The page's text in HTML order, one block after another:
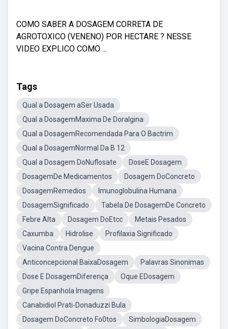
COMO SABER A DOSAGEM CORRETA DE
AGROTOXICO (VENENO) POR HECTARE ? NESSE
VIDEO EXPLICO COMO ...
Tags
Qual a Dosagem aSer Usada
Qual a DosagemMaxima De Doralgina
Qual a DosagemRecomendada Para O Bactrim
Qual a DosagemNormal Da B 12
Qual a Dosagem DoNuflosate
DoseE Dosagem
DosagemDe Medicamentos
Dosagem DoConcreto
DosagemRemedios
Imunoglobulina Humana
DosagemSignificado
Tabela De DosagemDe Concreto
Febre Alta
Dosagem DoEtcc
Metais Pesados
Caxumba
Hidrolise
Profilaxia Significado
Vacina Contra Dengue
Anticoncepcional BaixaDosagem
Palavras Sinonimas
Dose E DosagemDiferença
Oque EDosagem
Gripe Espanhola Imagens
Canabidiol Prati-Donaduzzi Bula
Dosagem DoConcreto Fo0tos
SimbologiaDosagem